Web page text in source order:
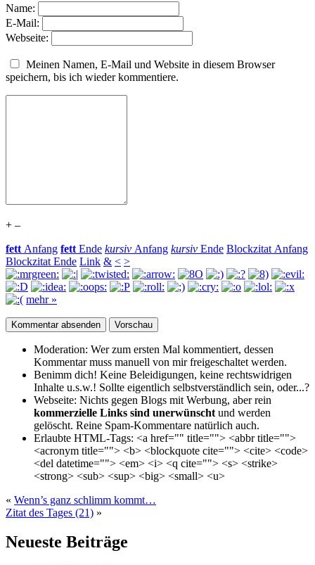
Name:
E-Mail:
Webseite:
Meinen Namen, E-Mail und Website in diesem Browser
speichern, bis ich wieder kommentiere.
+ –
fett Anfang fett Ende kursiv Anfang kursiv Ende Blockzitat Anfang
Blockzitat Ende Link & < >
mehr »
Moderation: Wer zum ersten Mal kommentiert, dessen
Kommentar muss manuell von mir freigeschaltet werden.
Benimm dich! Keine Beleidigungen, keine rechtswidrigen
Inhalte u.s.w.! Sollte eigentlich selbst­verständlich sein, oder...?
Webseite: Nichts gegen Blogs mit Werbung, aber rein
kommerzielle Links sind unerwünscht und werden
gelöscht. Reine Spam-Kommentare natürlich auch.
Erlaubte HTML-Tags: <a href="" title=""> <abbr title="">
<acronym title=""> <b> <blockquote cite=""> <cite> <code>
<del datetime=""> <em> <i> <q cite=""> <s> <strike>
<strong> <sub> <sup> <big> <small> <u>
« Wenn’s ganz schlimm kommt…
Zitat des Tages (21) »
Neueste Beiträge